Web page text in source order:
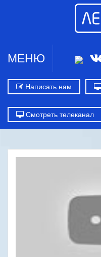
МЕНЮ
Написать нам
Смотреть телеканал